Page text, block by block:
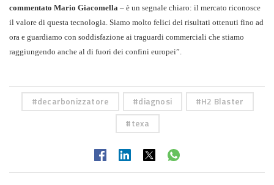
commentato Mario Giacomella – è un segnale chiaro: il mercato riconosce
il valore di questa tecnologia. Siamo molto felici dei risultati ottenuti fino ad
ora e guardiamo con soddisfazione ai traguardi commerciali che stiamo
raggiungendo anche al di fuori dei confini europei”.
decarbonizzatore diagnosi
H2 Blaster
texa